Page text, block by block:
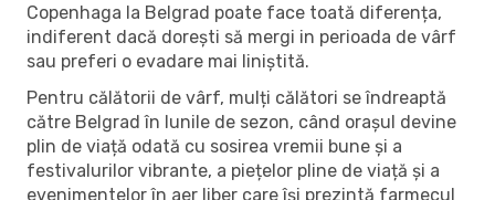
Copenhaga la Belgrad poate face toată diferența,
indiferent dacă dorești să mergi in perioada de vârf
sau preferi o evadare mai liniștită.
Pentru călătorii de vârf, mulți călători se îndreaptă
către Belgrad în lunile de sezon, când orașul devine
plin de viață odată cu sosirea vremii bune și a
festivalurilor vibrante, a piețelor pline de viață și a
evenimentelor în aer liber care își prezintă farmecul